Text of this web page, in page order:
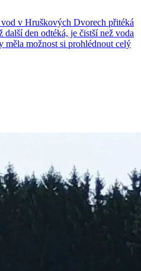
v Hruškových Dvorech přitéká
den odtéká, je čistší než voda
měla možnost si prohlédnout celý